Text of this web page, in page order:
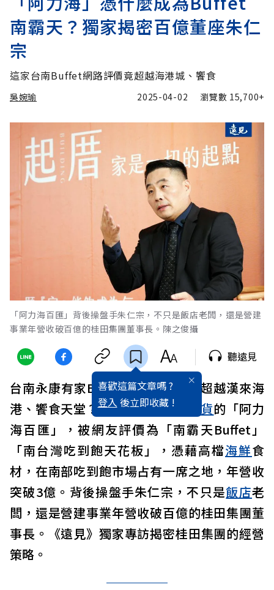
南霸天？獨家揭密百億董座朱仁
宗
這家台南Buffet網路評價竟超越海港城、饗食
吳婉瑜 2025-04-02 瀏覽數 15,700+
「阿力海百匯」背後操盤手朱仁宗，不只是飯店老闆，還是營建
事業年營收破百億的桂田集團董事長。陳之俊攝
喜歡這篇文章嗎 ?
登入 後立即收藏 !
聽遠見
台南永康有家Buffet餐廳，聲量竟超越漢來海
港、饗食天堂？非連鎖、不設點
百貨的「阿力
海百匯」，被網友評價為「南霸天Buffet」
「南台灣吃到飽天花板」，憑藉高檔海鮮食
材，在南部吃到飽市場占有一席之地，年營收
突破3億。背後操盤手朱仁宗，不只是飯店老
闆，還是營建事業年營收破百億的桂田集團董
事長。《遠見》獨家專訪揭密桂田集團的經營
策略。